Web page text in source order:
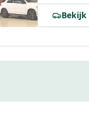
Bekijk